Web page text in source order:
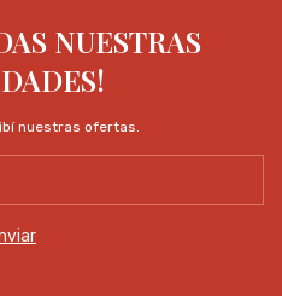
NUESTRAS
nuestras ofertas.